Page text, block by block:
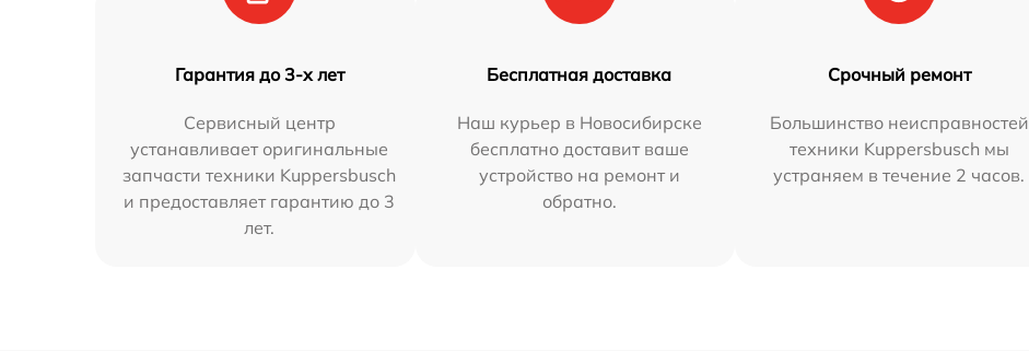
Гарантия до 3-х лет
Сервисный центр
устанавливает оригинальные
запчасти техники Kuppersbusch
и предоставляет гарантию до 3
лет.
Бесплатная доставка
Наш курьер в Новосибирске
бесплатно доставит ваше
устройство на ремонт и
обратно.
Срочный ремонт
Большинство неисправностей
техники Kuppersbusch мы
устраняем в течение 2 часов.